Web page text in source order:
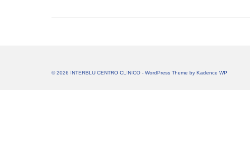
© 2026 INTERBLU CENTRO CLINICO - WordPress Theme by Kadence WP